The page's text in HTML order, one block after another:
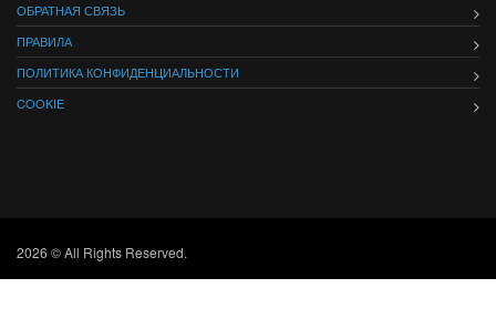
ОБРАТНАЯ СВЯЗЬ
ПРАВИЛА
ПОЛИТИКА КОНФИДЕНЦИАЛЬНОСТИ
COOKIE
2026 © All Rights Reserved.